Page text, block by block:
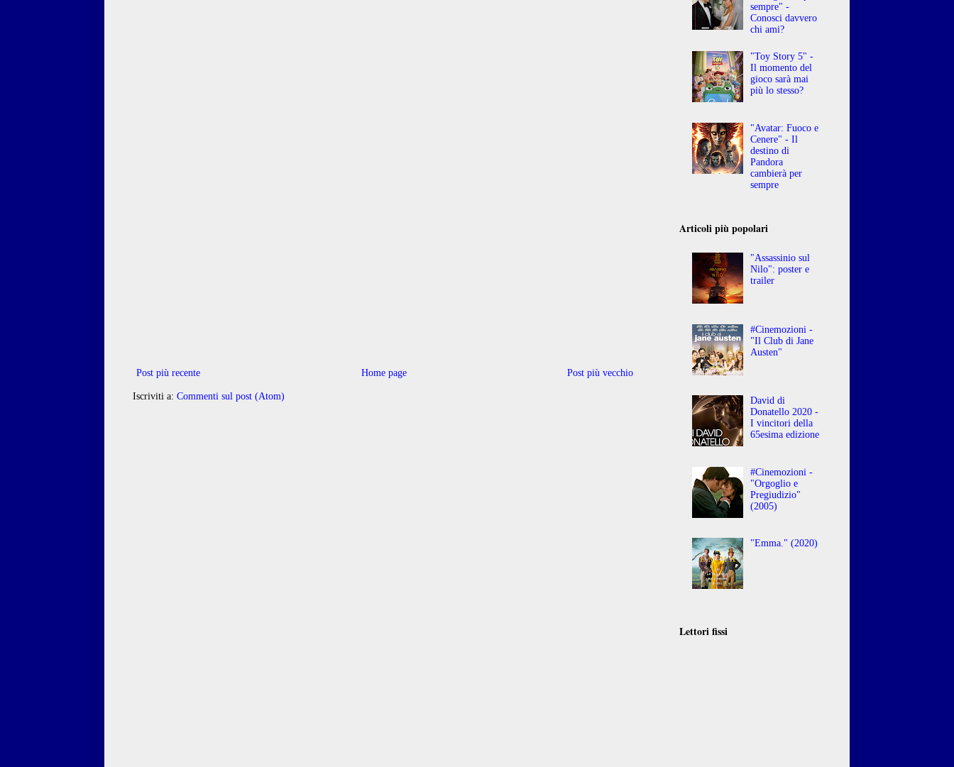
Post più recente Post più vecchio
Home page
Iscriviti a: Commenti sul post (Atom)
sempre" -
Conosci davvero
chi ami?
"Toy Story 5" -
Il momento del
gioco sarà mai
più lo stesso?
"Avatar: Fuoco e
Cenere" - Il
destino di
Pandora
cambierà per
sempre
Articoli più popolari
"Assassinio sul
Nilo": poster e
trailer
#Cinemozioni -
"Il Club di Jane
Austen"
David di
Donatello 2020 -
I vincitori della
65esima edizione
#Cinemozioni -
"Orgoglio e
Pregiudizio"
(2005)
"Emma." (2020)
Lettori fissi